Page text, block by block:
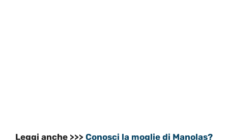
Leggi anche >>> Conosci la moglie di Manolas?